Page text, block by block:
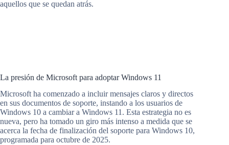
aquellos que se quedan atrás.
La presión de Microsoft para adoptar Windows 11
Microsoft ha comenzado a incluir mensajes claros y directos
en sus documentos de soporte, instando a los usuarios de
Windows 10 a cambiar a Windows 11. Esta estrategia no es
nueva, pero ha tomado un giro más intenso a medida que se
acerca la fecha de finalización del soporte para Windows 10,
programada para octubre de 2025.